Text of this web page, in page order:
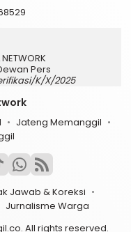
Pers
K/X/2025
Jateng Memanggil
Jawab & Koreksi
Jurnalisme Warga
All rights reserved.